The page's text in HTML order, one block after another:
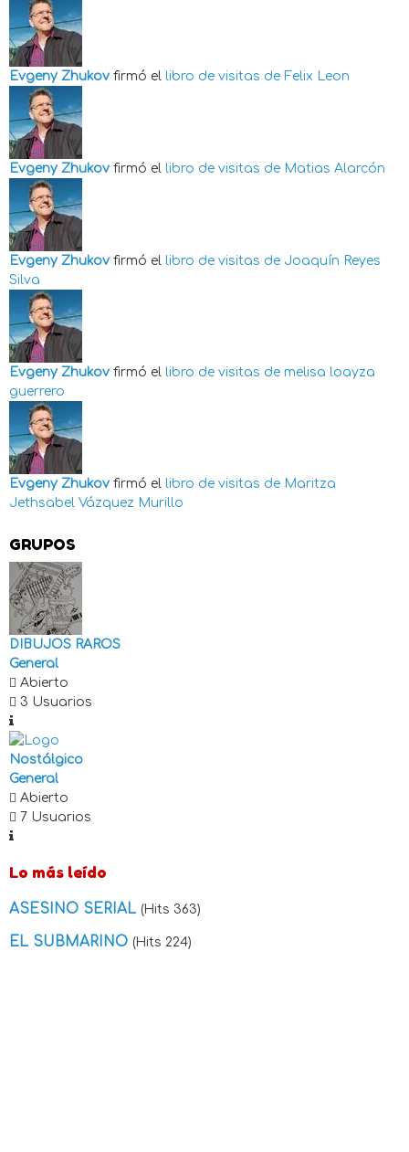
Evgeny Zhukov firmó el libro de visitas de Felix Leon
Evgeny Zhukov firmó el libro de visitas de Matias Alarcón
Evgeny Zhukov firmó el libro de visitas de Joaquín Reyes
Silva
Evgeny Zhukov firmó el libro de visitas de melisa loayza
guerrero
Evgeny Zhukov firmó el libro de visitas de Maritza
Jethsabel Vázquez Murillo
GRUPOS
DIBUJOS RAROS
General
Abierto
3 Usuarios
Nostálgico
General
Abierto
7 Usuarios
Lo más leído
ASESINO SERIAL (Hits 363)
EL SUBMARINO (Hits 224)